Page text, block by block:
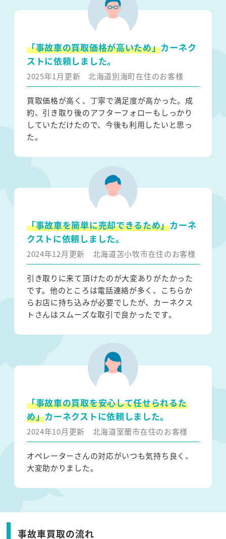
「事故車の買取価格が高いため」カーネク
ストに依頼しました。
2025年1月更新 北海道別海町在住のお客様
買取価格が高く、丁寧で満足度が高かった。成
約、引き取り後のアフターフォローもしっかり
していただけたので、今後も利用したいと思っ
た。
「事故車を簡単に売却できるため」カーネ
クストに依頼しました。
2024年12月更新 北海道苫小牧市在住のお客様
引き取りに来て頂けたのが大変ありがたかった
です。他のところは電話連絡が多く、こちらか
らお店に持ち込みが必要でしたが、カーネクス
トさんはスムーズな取引で良かったです。
「事故車の買取を安心して任せられるた
め」カーネクストに依頼しました。
2024年10月更新 北海道室蘭市在住のお客様
オペレーターさんの対応がいつも気持ち良く、
大変助かりました。
事故車買取の流れ